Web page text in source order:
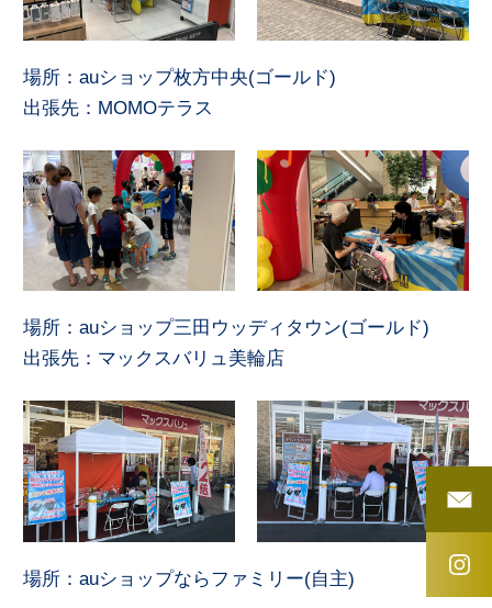
場所：auショップ枚方中央(ゴールド)
出張先：MOMOテラス
場所：auショップ三田ウッディタウン(ゴールド)
出張先：マックスバリュ美輪店
場所：auショップならファミリー(自主)